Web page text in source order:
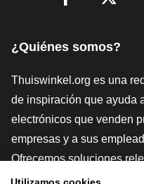
¿Quiénes somos?
Thuiswinkel.org es una
de inspiración que ayuda
electrónicos que venden
empresas y a sus
Ofrecemos soluciones
sellos de confianza,